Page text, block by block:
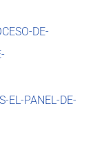
DE-
EL-PANEL-DE-